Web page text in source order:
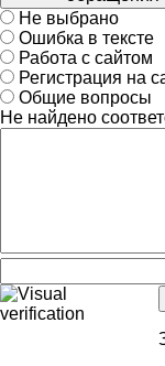
Не выбрано
Ошибка в тексте
Работа с сайтом
Регистрация на
Общие вопросы
Не найдено